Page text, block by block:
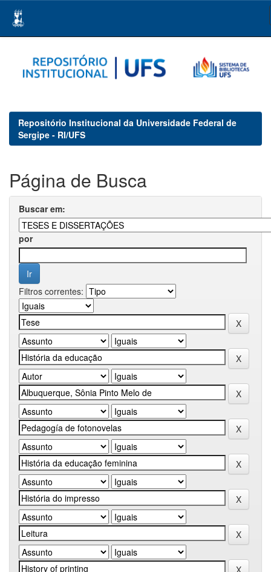
navigation
Repositório Institucional da Universidade Federal de
Sergipe - RI/UFS
Página de Busca
Buscar em:
por
Filtros correntes: